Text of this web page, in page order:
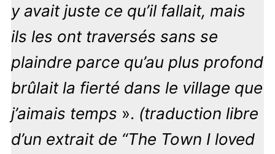
y avait juste ce qu’il fallait, mais
ils les ont traversés sans se
plaindre parce qu’au plus profond
brûlait la fierté dans le village que
j’aimais temps ». (traduction libre
d’un extrait de “The Town I loved